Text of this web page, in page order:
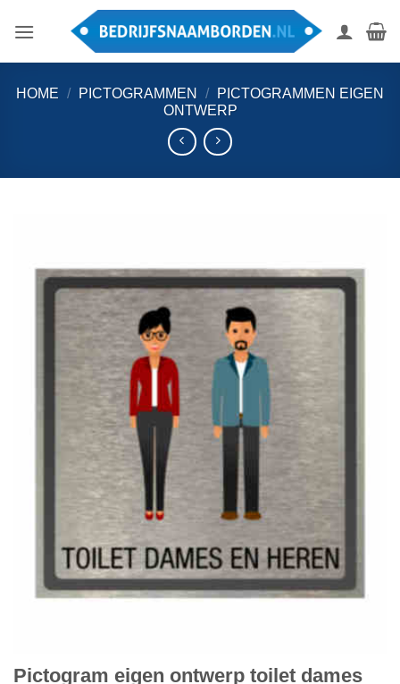
naar
HOME / PICTOGRAMMEN /
PICTOGRAMMEN EIGEN
ONTWERP
Pictogram eigen ontwerp toilet dames